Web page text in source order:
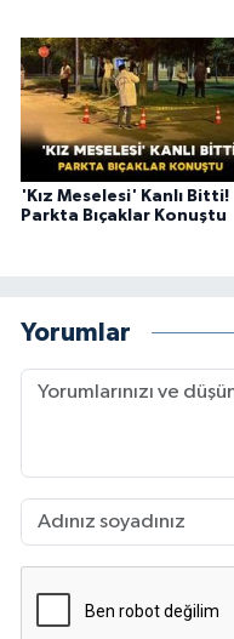
'Kız Meselesi' Kanlı Bitti!
Parkta Bıçaklar Konuştu
Yorumlar